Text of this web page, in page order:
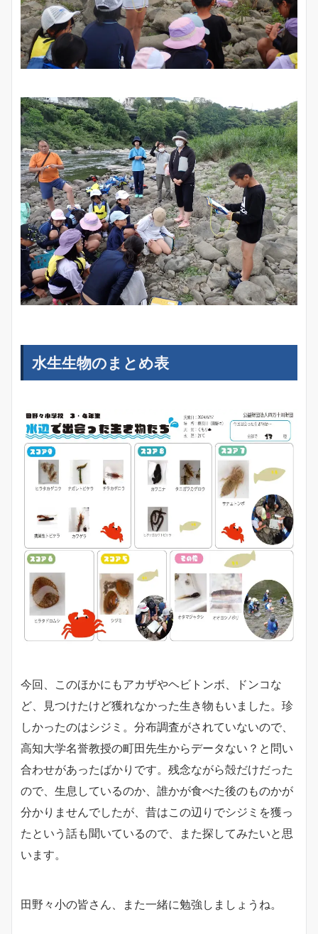
水生生物のまとめ表
今回、このほかにもアカザやヘビトンボ、ドンコな
ど、見つけたけど獲れなかった生き物もいました。珍
しかったのはシジミ。分布調査がされていないので、
高知大学名誉教授の町田先生からデータない？と問い
合わせがあったばかりです。残念ながら殻だけだった
ので、生息しているのか、誰かが食べた後のものかが
分かりませんでしたが、昔はこの辺りでシジミを獲っ
たという話も聞いているので、また探してみたいと思
います。
田野々小の皆さん、また一緒に勉強しましょうね。